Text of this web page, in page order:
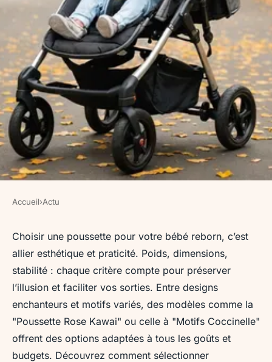
Comment choisir la meilleure
poussette pour votre bébé
reborn ?
Maël•29 mars 2025•2 min de lecture
Accueil›Actu
Choisir une poussette pour votre bébé reborn, c’est
allier esthétique et praticité. Poids, dimensions,
stabilité : chaque critère compte pour préserver
l’illusion et faciliter vos sorties. Entre designs
enchanteurs et motifs variés, des modèles comme la
"Poussette Rose Kawai" ou celle à "Motifs Coccinelle"
offrent des options adaptées à tous les goûts et
budgets. Découvrez comment sélectionner